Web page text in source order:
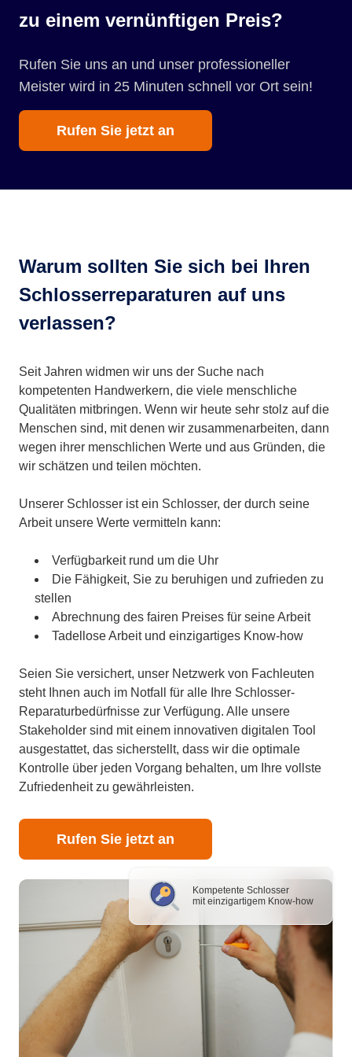
zu einem vernünftigen Preis?
Rufen Sie uns an und unser professioneller
Meister wird in 25 Minuten schnell vor Ort sein!
Rufen Sie jetzt an
Kompetente Schlosser
mit einzigartigem Know-how
Warum sollten Sie sich bei Ihren
Schlosserreparaturen auf uns
verlassen?
Seit Jahren widmen wir uns der Suche nach
kompetenten Handwerkern, die viele menschliche
Qualitäten mitbringen. Wenn wir heute sehr stolz auf die
Menschen sind, mit denen wir zusammenarbeiten, dann
wegen ihrer menschlichen Werte und aus Gründen, die
wir schätzen und teilen möchten.
Unserer Schlosser ist ein Schlosser, der durch seine
Arbeit unsere Werte vermitteln kann:
Verfügbarkeit rund um die Uhr
Die Fähigkeit, Sie zu beruhigen und zufrieden zu
stellen
Abrechnung des fairen Preises für seine Arbeit
Tadellose Arbeit und einzigartiges Know-how
Seien Sie versichert, unser Netzwerk von Fachleuten
steht Ihnen auch im Notfall für alle Ihre Schlosser-
Reparaturbedürfnisse zur Verfügung. Alle unsere
Stakeholder sind mit einem innovativen digitalen Tool
ausgestattet, das sicherstellt, dass wir die optimale
Kontrolle über jeden Vorgang behalten, um Ihre vollste
Zufriedenheit zu gewährleisten.
Rufen Sie jetzt an